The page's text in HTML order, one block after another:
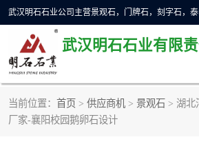
武汉明石石业有限
当前位置： 首页 > 供应商机 > 景观石 > 湖北
厂家-襄阳校园鹅卵石设计
景观石